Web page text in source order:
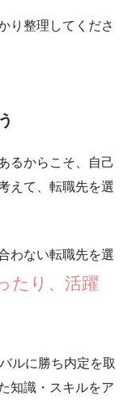
り整理してくださ
るからこそ、自己
えて、転職先を選
わない転職先を選
たり、活躍
ルに勝ち内定を取
知識・スキルをア